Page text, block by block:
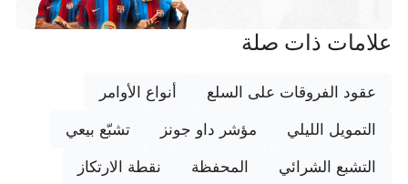
علامات ذات صلة
عقود الفروقات على السلع أنواع الأوامر
التمويل الليلي مؤشر داو جونز تشبّع بيعي
التشبع الشرائي المحفظة نقطة الارتكاز